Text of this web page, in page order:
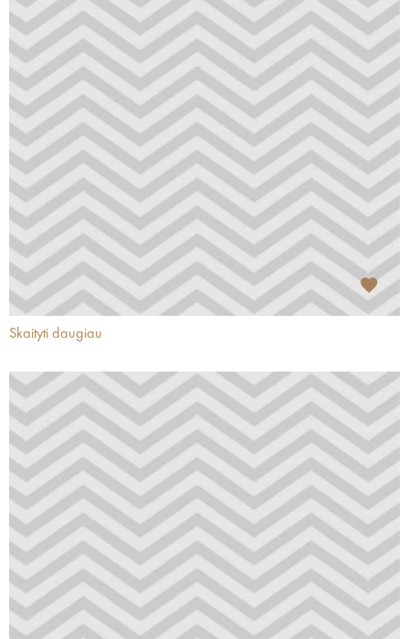
Skaityti daugiau